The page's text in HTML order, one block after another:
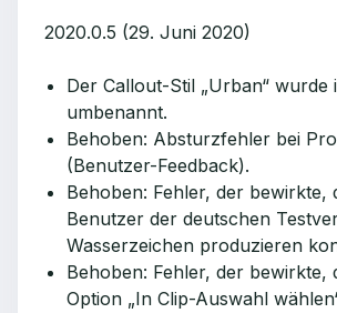
2020.0.5 (29. Juni 2020)
Der Callout-Stil „Urban“ wurde
umbenannt.
Behoben: Absturzfehler bei
(Benutzer-Feedback).
Behoben: Fehler, der bewirkte,
Benutzer der deutschen
Wasserzeichen produzieren
Behoben: Fehler, der bewirkte,
Option „In Clip-Auswahl